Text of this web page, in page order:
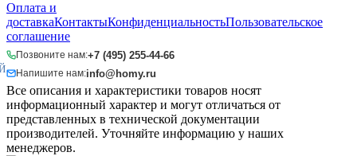
Оплата и
доставкаКонтактыКонфиденциальностьПользовательское
соглашение
Позвоните нам:+7 (495) 255-44-66
Напишите нам:info@homy.ru
Все описания и характеристики товаров носят
информационный характер и могут отличаться от
представленных в технической документации
производителей. Уточняйте информацию у наших
менеджеров.